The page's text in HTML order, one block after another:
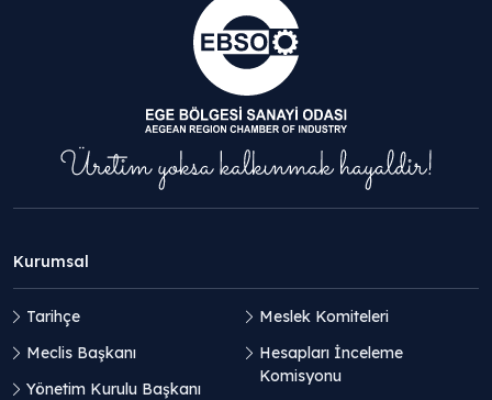
Kurumsal
Tarihçe
Meclis Başkanı
Yönetim Kurulu Başkanı
Meslek Komiteleri
Hesapları İnceleme
Komisyonu